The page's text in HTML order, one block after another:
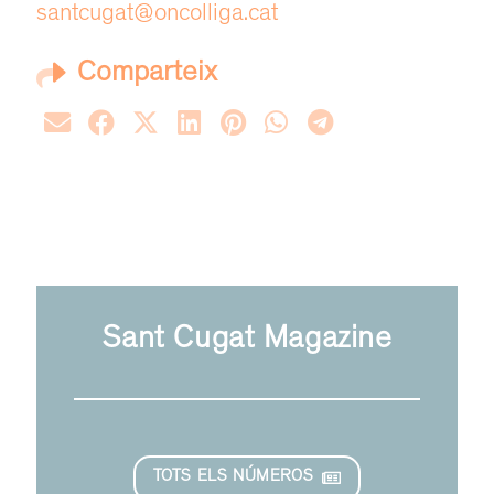
santcugat@oncolliga.cat
Comparteix
Sant Cugat Magazine
TOTS ELS NÚMEROS